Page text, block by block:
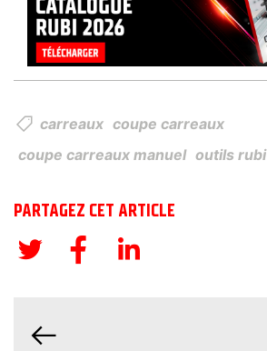
carreaux coupe carreaux
coupe carreaux manuel outils rubi
PARTAGEZ CET ARTICLE